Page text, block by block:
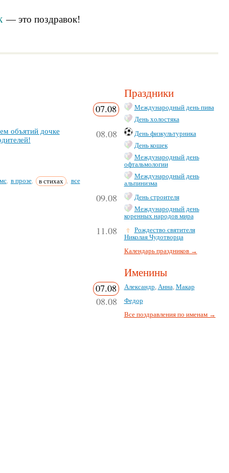
— это поздравок!
объятий доч­ке
, в прозе, в стихах , все
Праздники
07.08
Международный день пива
День холостяка
08.08
День физкультурника
День кошек
Международный день
офтальмологии
Международный день
альпинизма
09.08
День строителя
Международный день
коренных народов мира
11.08
Рождество святителя
Николая Чудотворца
Календарь праздников →
Именины
07.08 Александр, Анна, Макар
08.08
Федор
Все поздравления по именам →